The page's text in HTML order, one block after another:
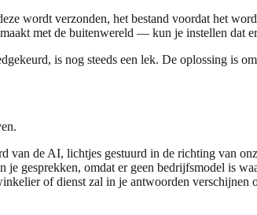
wordt verzonden, het bestand voordat het
met de buitenwereld — kun je instellen dat
is nog steeds een lek. De oplossing is
de AI, lichtjes gestuurd in de richting van
gesprekken, omdat er geen bedrijfsmodel is
of dienst zal in je antwoorden